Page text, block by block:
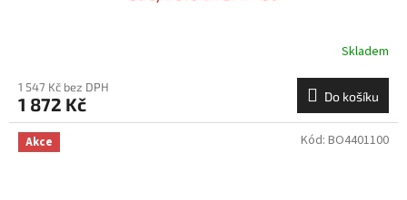
Skladem
1 547 Kč bez DPH
1 872 Kč Do košíku
Akce Kód: BO4401100